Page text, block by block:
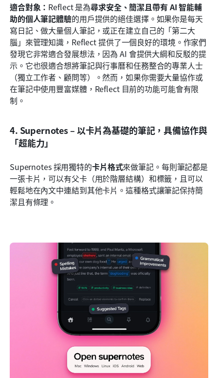
適合對象： Reflect 是為尋求安全、簡潔且帶有 AI 智能輔
助的個人筆記體驗的用戶提供的絕佳選擇。如果你是每天
寫日記、做大量個人筆記，或正在建立自己的「第二大
腦」來管理知識，Reflect 提供了一個良好的環境。作家們
發現它非常適合發展想法，因為 AI 會提供大綱和反駁的提
示。它也很適合想將筆記與行事曆和任務整合的專業人士
（獨立工作者、顧問等）。然而，如果你需要大量協作或
在筆記中使用豐富媒體，Reflect 目前的功能可能會有限
制。
4. Supernotes – 以卡片為基礎的筆記，具備協作與
「超能力」
Supernotes 採用獨特的卡片格式來做筆記。每則筆記都是
一張卡片，可以有父卡（用於階層結構）和標籤，且可以
輕鬆地在內文中連結到其他卡片。這種格式讓筆記保持簡
潔且有條理。